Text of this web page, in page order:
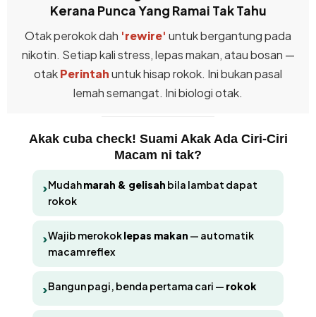
Kerana Punca Yang Ramai Tak Tahu
Otak perokok dah 'rewire' untuk bergantung pada
nikotin. Setiap kali stress, lepas makan, atau bosan —
otakPerintahuntuk hisap rokok. Ini bukan pasal
lemah semangat. Ini biologi otak.
Akak cuba check! Suami Akak Ada Ciri-Ciri
Macam ni tak?
›Mudahmarah & gelisah bila lambat dapat
rokok
›Wajib merokoklepas makan — automatik
macam reflex
›Bangun pagi, benda pertama cari — rokok